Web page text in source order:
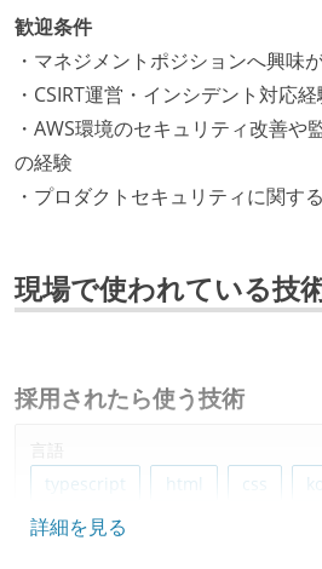
歓迎条件
・マネジメントポジションへ興味
・CSIRT運営・インシデント対応
・AWS環境のセキュリティ改善や
の経験
・プロダクトセキュリティに関す
現場で使われている技
採用されたら使う技術
言語
typescript
html css
javascript
詳細を見る